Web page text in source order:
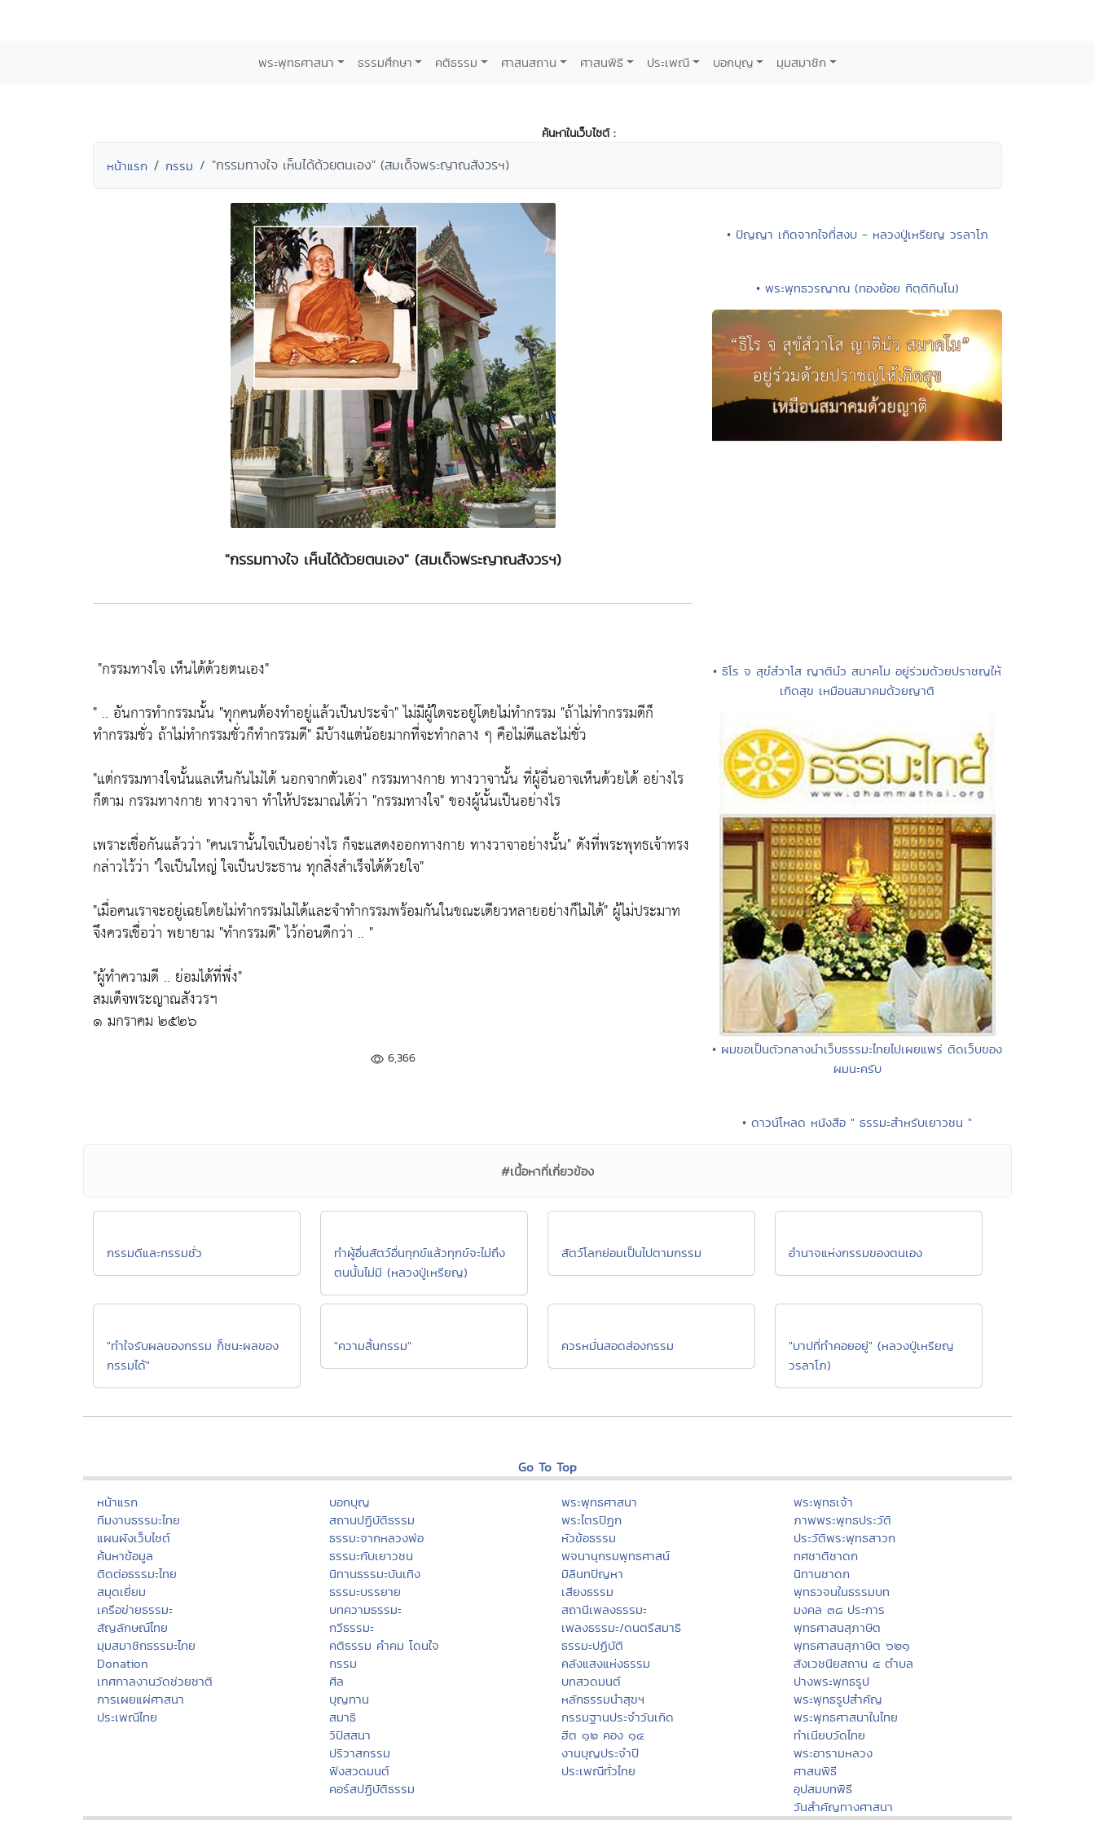
พระพุทธศาสนา ธรรมศึกษา คติธรรม ศาสนสถาน ศาสนพิธี ประเพณี บอกบุญ มุมสมาชิก
ค้นหาในเว็บไซต์ :
หน้าแรก กรรม "กรรมทางใจ เห็นได้ด้วยตนเอง" (สมเด็จพระญาณสังวรฯ)
"กรรมทางใจ เห็นได้ด้วยตนเอง" (สมเด็จพระญาณสังวรฯ)
"กรรมทางใจ เห็นได้ด้วยตนเอง"
" .. อันการทำกรรมนั้น "ทุกคนต้องทำอยู่แล้วเป็นประจำ"ไม่มีผู้ใดจะอยู่โดยไม่ทำกรรม "ถ้าไม่ทำกรรมดีก็
ทำกรรมชั่ว ถ้าไม่ทำกรรมชั่วก็ทำกรรมดี"มีบ้างแต่น้อยมากที่จะทำกลาง ๆ คือไม่ดีและไม่ชั่ว
"แต่กรรมทางใจนั้นแลเห็นกันไม่ได้ นอกจากตัวเอง" กรรมทางกาย ทางวาจานั้น ที่ผู้อื่นอาจเห็นด้วยได้ อย่างไร
ก็ตาม กรรมทางกาย ทางวาจา ทำให้ประมาณได้ว่า "กรรมทางใจ"ของผู้นั้นเป็นอย่างไร
เพราะเชื่อกันแล้วว่า "คนเรานั้นใจเป็นอย่างไร ก็จะแสดงออกทางกาย ทางวาจาอย่างนั้น"ดังที่พระพุทธเจ้าทรง
กล่าวไว้ว่า "ใจเป็นใหญ่ ใจเป็นประธาน ทุกสิ่งสำเร็จได้ด้วยใจ"
"เมื่อคนเราจะอยู่เฉยโดยไม่ทำกรรมไม่ได้และจำทำกรรมพร้อมกันในขณะเดียวหลายอย่างก็ไม่ได้" ผู้ไม่ประมาท
จึงควรเชื่อว่า พยายาม "ทำกรรมดี"ไว้ก่อนดีกว่า .. "
"ผู้ทำความดี .. ย่อมได้ที่พึ่ง"
สมเด็จพระญาณสังวรฯ
๑ มกราคม ๒๕๒๖
6,366
• ปัญญา เกิดจากใจที่สงบ - หลวงปู่เหรียญ วรลาโภ
• พระพุทธวรญาณ (ทองย้อย กิตฺติทินฺโน)
• ธิโร จ สุขํสํวาโส ญาตินํว สมาคโม อยู่ร่วมด้วยปราชญให้
เกิดสุข เหมือนสมาคมด้วยญาติ
• ผมขอเป็นตัวกลางนำเว็บธรรมะไทยไปเผยแพร่ ติดเว็บของ
ผมนะครับ
• ดาวน์โหลด หนังสือ " ธรรมะสำหรับเยาวชน "
#เนื้อหาที่เกี่ยวข้อง
กรรมดีและกรรมชั่ว
ทำผู้อื่นสัตว์อื่นทุกข์แล้วทุกข์จะไม่ถึง
ตนนั้นไม่มี (หลวงปู่เหรียญ)
สัตว์โลกย่อมเป็นไปตามกรรม อำนาจแห่งกรรมของตนเอง
"ทำใจรับผลของกรรม ก็ชนะผลของ
กรรมได้"
"ความสิ้นกรรม" ควรหมั่นสอดส่องกรรม
"บาปที่ทำคอยอยู่" (หลวงปู่เหรียญ
วรลาโภ)
Go To Top
หน้าแรก
ทีมงานธรรมะไทย
แผนผังเว็บไซต์
ค้นหาข้อมูล
ติดต่อธรรมะไทย
สมุดเยี่ยม
เครือข่ายธรรมะ
สัญลักษณ์ไทย
มุมสมาชิกธรรมะไทย
Donation
เทศกาลงานวัดช่วยชาติ
การเผยแผ่ศาสนา
ประเพณีไทย
บอกบุญ
สถานปฏิบัติธรรม
ธรรมะจากหลวงพ่อ
ธรรมะกับเยาวชน
นิทานธรรมะบันเทิง
ธรรมะบรรยาย
บทความธรรมะ
กวีธรรมะ
คติธรรม คำคม โดนใจ
กรรม
ศีล
บุญทาน
สมาธิ
วิปัสสนา
ปริวาสกรรม
ฟังสวดมนต์
คอร์สปฏิบัติธรรม
พระพุทธศาสนา
พระไตรปิฏก
หัวข้อธรรม
พจนานุกรมพุทธศาสน์
มิลินทปัญหา
เสียงธรรม
สถานีเพลงธรรมะ
เพลงธรรมะ/ดนตรีสมาธิ
ธรรมะปฏิบัติ
คลังแสงแห่งธรรม
บทสวดมนต์
หลักธรรมนำสุขฯ
กรรมฐานประจำวันเกิด
ฮีต ๑๒ คอง ๑๔
งานบุญประจำปี
ประเพณีทั่วไทย
พระพุทธเจ้า
ภาพพระพุทธประวัติ
ประวัติพระพุทธสาวก
ทศชาติชาดก
นิทานชาดก
พุทธวจนในธรรมบท
มงคล ๓๘ ประการ
พุทธศาสนสุภาษิต
พุทธศาสนสุภาษิต ๖๒๑
สังเวชนียสถาน ๔ ตำบล
ปางพระพุทธรูป
พระพุทธรูปสำคัญ
พระพุทธศาสนาในไทย
ทำเนียบวัดไทย
พระอารามหลวง
ศาสนพิธี
อุปสมบทพิธี
วันสำคัญทางศาสนา